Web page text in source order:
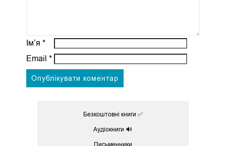
Ім’я *
Email *
Безкоштовні книги ✅
Аудіокниги 🔊